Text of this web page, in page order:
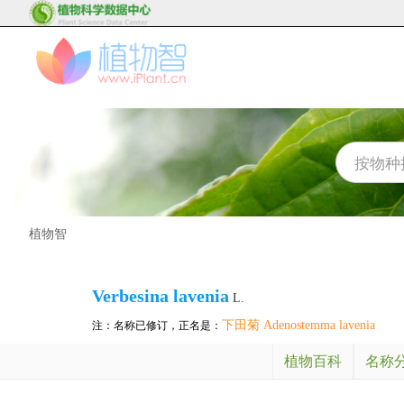
植物智
Verbesina lavenia L.
注：名称已修订，正名是： 下田菊 Adenostemma lavenia
植物百科 名称